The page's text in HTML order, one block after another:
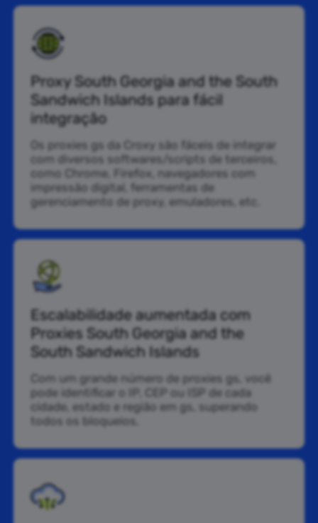
Proxy South Georgia and the South
Sandwich Islands para fácil
integração
Os proxies gs da Croxy são fáceis de integrar
com diversos softwares/scripts de terceiros,
como Chrome, Firefox, navegadores com
impressão digital, ferramentas de
gerenciamento de proxy, emuladores, etc.
Escalabilidade aumentada com
Proxies South Georgia and the
South Sandwich Islands
Com um grande número de proxies gs, você
pode identificar o IP, CEP ou ISP de cada
cidade, estado e região em gs, superando
todos os bloqueios.